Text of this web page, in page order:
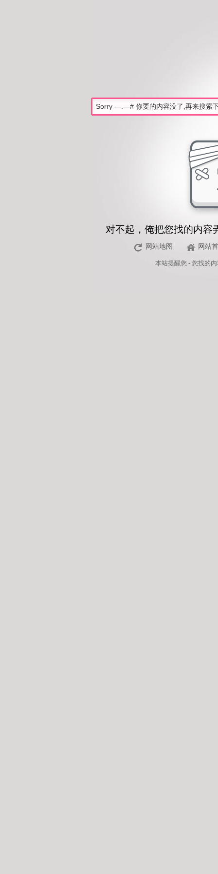
对不起，俺把您找的内容
网站地图 网站
本站提醒您 - 您找的